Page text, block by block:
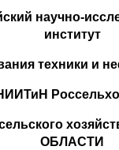
научно-
институт
техники и
ОБЛАСТИ